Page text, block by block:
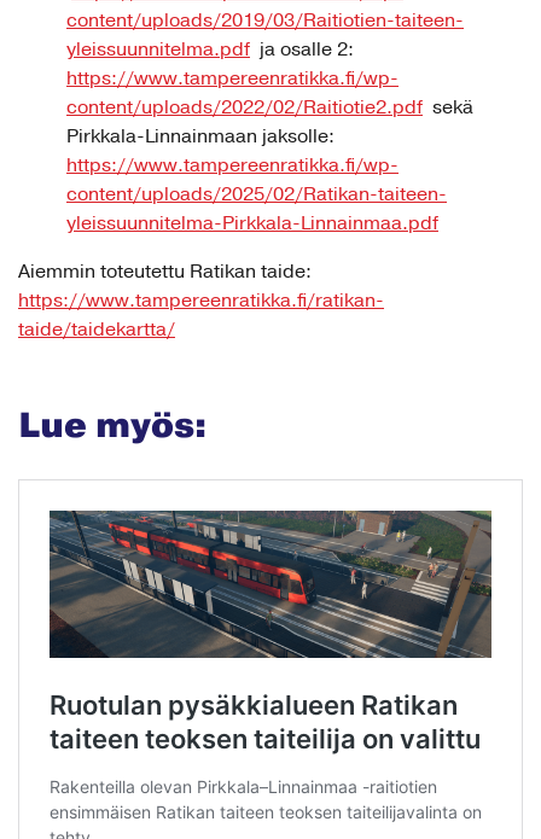
content/uploads/2019/03/Raitiotien-taiteen-
yleissuunnitelma.pdf ja osalle 2:
https://www.tampereenratikka.fi/wp-
content/uploads/2022/02/Raitiotie2.pdf sekä
Pirkkala-Linnainmaan jaksolle:
https://www.tampereenratikka.fi/wp-
content/uploads/2025/02/Ratikan-taiteen-
yleissuunnitelma-Pirkkala-Linnainmaa.pdf
Aiemmin toteutettu Ratikan taide:
https://www.tampereenratikka.fi/ratikan-
taide/taidekartta/
Lue myös: